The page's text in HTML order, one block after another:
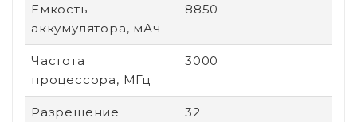
Емкость
аккумулятора, мАч
8850
Частота
процессора, МГц
3000
Разрешение
32